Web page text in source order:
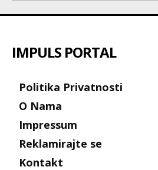
IMPULS PORTAL
Politika Privatnosti
O Nama
Impressum
Reklamirajte se
Kontakt